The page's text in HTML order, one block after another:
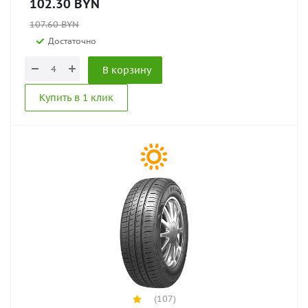
102.30 BYN
107.60BYN
Достаточно
В корзину
Купить в 1 клик
(107)